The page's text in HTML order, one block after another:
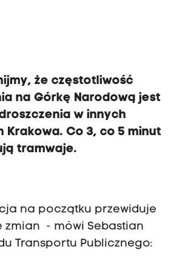
że częstotliwość
na Górkę Narodową jest
w innych
Krakowa. Co 3, co 5 minut
tramwaje.
na początku przewiduje
zmian - mówi Sebastian
Transportu Publicznego: